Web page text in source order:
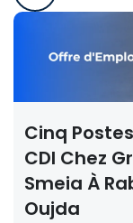
En
Groupe
À Rabat Et